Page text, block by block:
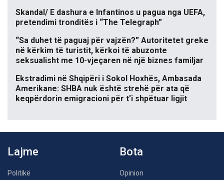
Skandal/ E dashura e Infantinos u pagua nga UEFA,
pretendimi tronditës i “The Telegraph”
“Sa duhet të paguaj për vajzën?” Autoritetet greke
në kërkim të turistit, kërkoi të abuzonte
seksualisht me 10-vjeçaren në një biznes familjar
Ekstradimi në Shqipëri i Sokol Hoxhës, Ambasada
Amerikane: SHBA nuk është strehë për ata që
keqpërdorin emigracioni për t’i shpëtuar ligjit
Lajme
Politikë
Bota
Opinion